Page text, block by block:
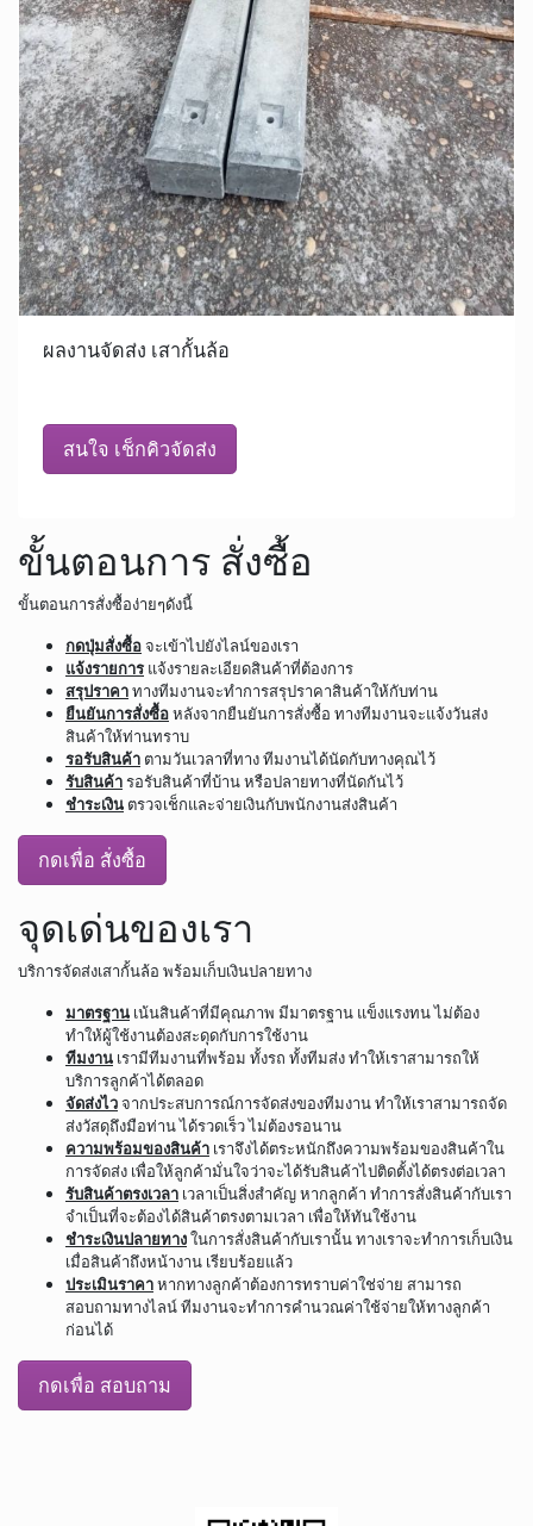
ผลงานจัดส่ง เสากั้นล้อ
สนใจ เช็กคิวจัดส่ง
ขั้นตอนการ สั่งซื้อ
ขั้นตอนการสั่งซื้อง่ายๆดังนี้
กดปุ่มสั่งซื้อจะเข้าไปยังไลน์ของเรา
แจ้งรายการ แจ้งรายละเอียดสินค้าที่ต้องการ
สรุปราคาทางทีมงานจะทำการสรุปราคาสินค้าให้กับท่าน
ยืนยันการสั่งซื้อหลังจากยืนยันการสั่งซื้อ ทางทีมงานจะแจ้งวันส่ง
สินค้าให้ท่านทราบ
รอรับสินค้า ตามวันเวลาที่ทาง ทีมงานได้นัดกับทางคุณไว้
รับสินค้ารอรับสินค้าที่บ้าน หรือปลายทางที่นัดกันไว้
ชำระเงิน ตรวจเช็กและจ่ายเงินกับพนักงานส่งสินค้า
กดเพื่อ สั่งซื้อ
จุดเด่นของเรา
บริการจัดส่งเสากั้นล้อ พร้อมเก็บเงินปลายทาง
มาตรฐาน เน้นสินค้าที่มีคุณภาพ มีมาตรฐาน แข็งแรงทน ไม่ต้อง
ทำให้ผู้ใช้งานต้องสะดุดกับการใช้งาน
ทีมงาน เรามีทีมงานที่พร้อม ทั้งรถ ทั้งทีมส่ง ทำให้เราสามารถให้
บริการลูกค้าได้ตลอด
จัดส่งไวจากประสบการณ์การจัดส่งของทีมงาน ทำให้เราสามารถจัด
ส่งวัสดุถึงมือท่าน ได้รวดเร็ว ไม่ต้องรอนาน
ความพร้อมของสินค้า เราจึงได้ตระหนักถึงความพร้อมของสินค้าใน
การจัดส่ง เพื่อให้ลูกค้ามั่นใจว่าจะได้รับสินค้าไปติดตั้งได้ตรงต่อเวลา
รับสินค้าตรงเวลา เวลาเป็นสิ่งสำคัญ หากลูกค้า ทำการสั่งสินค้ากับเรา
จำเป็นที่จะต้องได้สินค้าตรงตามเวลา เพื่อให้ทันใช้งาน
ชำระเงินปลายทางในการสั่งสินค้ากับเรานั้น ทางเราจะทำการเก็บเงิน
เมื่อสินค้าถึงหน้างาน เรียบร้อยแล้ว
ประเมินราคาหากทางลูกค้าต้องการทราบค่าใช่จ่าย สามารถ
สอบถามทางไลน์ ทีมงานจะทำการคำนวณค่าใช้จ่ายให้ทางลูกค้า
ก่อนได้
กดเพื่อ สอบถาม